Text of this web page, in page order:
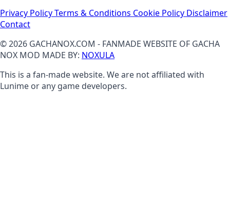
Privacy PolicyTerms & Conditions Cookie Policy Disclaimer
Contact
© 2026 GACHANOX.COM - FANMADE WEBSITE OF GACHA
NOX MOD MADE BY: NOXULA
This is a fan-made website. We are not affiliated with
Lunime or any game developers.